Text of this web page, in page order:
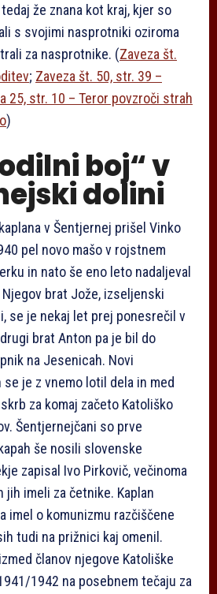
že znana kot kraj, kjer so
s svojimi nasprotniki oziroma
za nasprotnike. (Zaveza št.
; Zaveza št. 50, str. 39 –
25, str. 10 – Teror povzroči strah
)
boj“ v
dolini
v Šentjernej prišel Vinko
pel novo mašo v rojstnem
in nato še eno leto nadaljeval
brat Jože, izseljenski
se je nekaj let prej ponesrečil v
brat Anton pa je bil do
na Jesenicah. Novi
je z vnemo lotil dela in med
za komaj začeto Katoliško
Šentjernejčani so prve
še nosili slovenske
zapisal Ivo Pirkovič, večinoma
imeli za četnike. Kaplan
imel o komunizmu razčiščene
tudi na prižnici kaj omenil.
članov njegove Katoliške
1942 na posebnem tečaju za